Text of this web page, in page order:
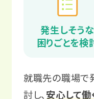
発生しそうな
困りごとを検
就職先の職場で
討し、 安心して